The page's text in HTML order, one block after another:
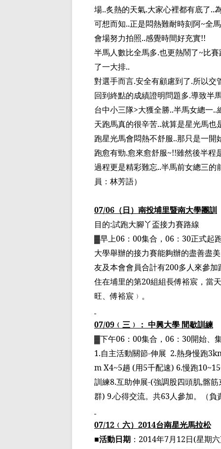
場..炙熱的天氣.大家心裡都有底了..
可想而知..正是悶熱難耐時刻阿~全
會場努力拍照..感覺時間好充實!!
半馬人數比全馬多.也更熱鬧了~比
了一大排..
對選手而言.安全有顧慮到了.所以交
回到終點的成績證明問題多.導致半
台中小三隊>大獲全勝..半馬女總一..
天跑馬真的很辛苦..就算是星光馬也
跑星光馬會悶熱不舒服..那只是一開
跑愈有勁.愈來愈舒服~!!雖然後半程
過程更是精彩難忘..半馬前女總三的
員：林芳語）
07/06 （日）南投埔里暨南大學團訓
目的:試跑大腳丫盃接力賽路線
▓早上06 ： 00集合， 06 ： 30正式起
大學舉辦的接力賽能夠辦的盡善盡
友及本會會員合計有200多人來參
住在埔里的第20組組長傅裕宸，當
旺、傅裕宸 ﹚ 。
07/09 ﹙ 三 ﹚ ： 中興大學 間歇訓練
▓下午06 ： 00集合， 06 ： 30開始、
1.自主活動關節-伸展 2.熱身慢跑
m X4~5趟 (用5千配速) 6.慢跑10~15
訓練8.互助伸展-(強調股四頭肌,髂筋
群) 9.心得交流。 共63人參加。 （負
07/12 ﹙ 六） 2014台南星光馬拉松
■活動日期 ： 2014年7月12日(星期六